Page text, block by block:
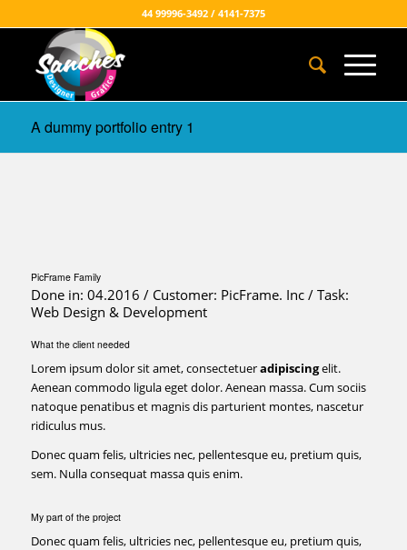
44 99996-3492 / 4141-7375
A dummy portfolio entry 1
PicFrame Family
Done in: 04.2016 / Customer: PicFrame. Inc / Task:
Web Design & Development
What the client needed
Lorem ipsum dolor sit amet, consectetueradipiscingelit.
Aenean commodo ligula eget dolor. Aenean massa. Cum sociis
natoque penatibus et magnis dis parturient montes, nascetur
ridiculus mus.
Donec quam felis, ultricies nec, pellentesque eu, pretium quis,
sem. Nulla consequat massa quis enim.
My part of the project
Donec quam felis, ultricies nec, pellentesque eu, pretium quis,